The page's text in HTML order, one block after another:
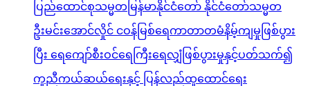
ပြည်ထောင်စုသမ္မတမြန်မာနိုင်ငံတော် နိုင်ငံတော်သမ္မတ
ဦးမင်းအောင်လှိုင် ငဝန်မြစ်ရေကာတာတမံနိမ့်ကျမှုဖြစ်ပွား
ပြီး ရေကျော်စီးဝင်ရေကြီးရေလျှံဖြစ်ပွားမှုနှင့်ပတ်သက်၍
ကူညီကယ်ဆယ်ရေးနှင့် ပြန်လည်ထူထောင်ရေး